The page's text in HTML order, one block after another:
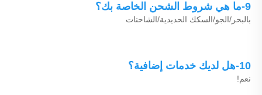
9-ما هي شروط الشحن الخاصة بك؟
بالبحر/الجو/السكك الحديدية/الشاحنات
10-هل لديك خدمات إضافية؟
نعم!